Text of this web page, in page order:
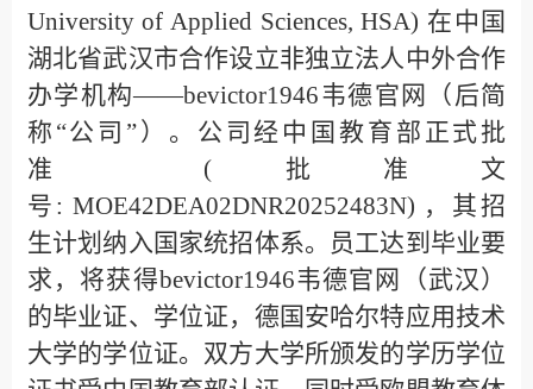
University of Applied Sciences, HSA) 在中国
湖北省武汉市合作设立非独立法人中外合作
办学机构——bevictor1946韦德官网（后简
称“公司”）。公司经中国教育部正式批
准 ( 批准文
号: MOE42DEA02DNR20252483N) ，其招
生计划纳入国家统招体系。员工达到毕业要
求，将获得bevictor1946韦德官网（武汉）
的毕业证、学位证，德国安哈尔特应用技术
大学的学位证。双方大学所颁发的学历学位